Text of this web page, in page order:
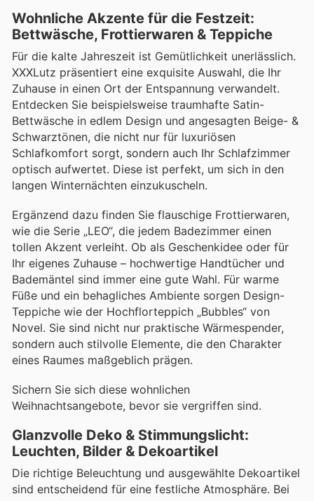
Wohnliche Akzente für die Festzeit:
Bettwäsche, Frottierwaren & Teppiche
Für die kalte Jahreszeit ist Gemütlichkeit unerlässlich.
XXXLutz präsentiert eine exquisite Auswahl, die Ihr
Zuhause in einen Ort der Entspannung verwandelt.
Entdecken Sie beispielsweise traumhafte Satin-
Bettwäsche in edlem Design und angesagten Beige- &
Schwarztönen, die nicht nur für luxuriösen
Schlafkomfort sorgt, sondern auch Ihr Schlafzimmer
optisch aufwertet. Diese ist perfekt, um sich in den
langen Winternächten einzukuscheln.
Ergänzend dazu finden Sie flauschige Frottierwaren,
wie die Serie „LEO“, die jedem Badezimmer einen
tollen Akzent verleiht. Ob als Geschenkidee oder für
Ihr eigenes Zuhause – hochwertige Handtücher und
Bademäntel sind immer eine gute Wahl. Für warme
Füße und ein behagliches Ambiente sorgen Design-
Teppiche wie der Hochflorteppich „Bubbles“ von
Novel. Sie sind nicht nur praktische Wärmespender,
sondern auch stilvolle Elemente, die den Charakter
eines Raumes maßgeblich prägen.
Sichern Sie sich diese wohnlichen
Weihnachtsangebote, bevor sie vergriffen sind.
Glanzvolle Deko & Stimmungslicht:
Leuchten, Bilder & Dekoartikel
Die richtige Beleuchtung und ausgewählte Dekoartikel
sind entscheidend für eine festliche Atmosphäre. Bei